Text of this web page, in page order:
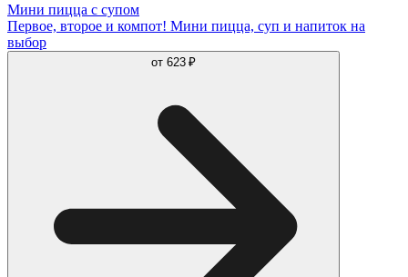
Мини пицца с супом
Первое, второе и компот! Мини пицца, суп и напиток на
выбор
от 623 ₽